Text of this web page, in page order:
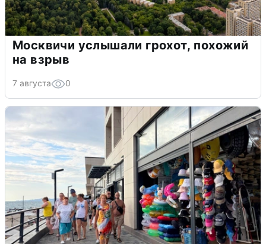
Москвичи услышали грохот, похожий
на взрыв
7 августа 0